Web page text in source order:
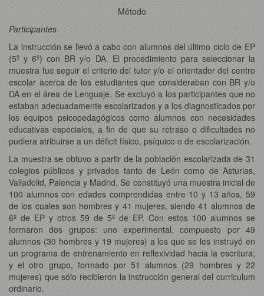
Método
Participantes
La instrucción se llevó a cabo con alumnos del último ciclo de EP
(5º y 6º) con BR y/o DA. El procedimiento para seleccionar la
muestra fue seguir el criterio del tutor y/o el orientador del centro
escolar acerca de los estudiantes que consideraban con BR y/o
DA en el área de Lenguaje. Se excluyó a los participantes que no
estaban adecuadamente escolarizados y a los diagnosticados por
los equipos psicopedagógicos como alumnos con necesidades
educativas especiales, a fin de que su retraso o dificultades no
pudiera atribuirse a un déficit físico, psíquico o de escolarización.
La muestra se obtuvo a partir de la población escolarizada de 31
colegios públicos y privados tanto de León como de Asturias,
Valladolid, Palencia y Madrid. Se constituyó una muestra inicial de
100 alumnos con edades comprendidas entre 10 y 13 años, 59
de los cuales son hombres y 41 mujeres, siendo 41 alumnos de
6º de EP y otros 59 de 5º de EP. Con estos 100 alumnos se
formaron dos grupos: uno experimental, compuesto por 49
alumnos (30 hombres y 19 mujeres) a los que se les instruyó en
un programa de entrenamiento en reflexividad hacia la escritura;
y el otro grupo, formado por 51 alumnos (29 hombres y 22
mujeres) que sólo recibieron la instrucción general del curriculum
ordinario.